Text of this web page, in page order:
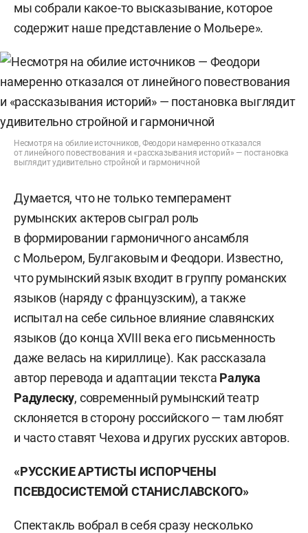
мы собрали какое-то высказывание, которое
содержит наше представление о Мольере».
Несмотря на обилие источников, Феодори намеренно отказался
от линейного повествования и «рассказывания историй» — постановка
выглядит удивительно стройной и гармоничной
Думается, что не только темперамент
румынских актеров сыграл роль
в формировании гармоничного ансамбля
с Мольером, Булгаковым и Феодори. Известно,
что румынский язык входит в группу романских
языков (наряду с французским), а также
испытал на себе сильное влияние славянских
языков (до конца XVIII века его письменность
даже велась на кириллице). Как рассказала
автор перевода и адаптации текста Ралука
Радулеску, современный румынский театр
склоняется в сторону российского — там любят
и часто ставят Чехова и других русских авторов.
«РУССКИЕ АРТИСТЫ ИСПОРЧЕНЫ
ПСЕВДОСИСТЕМОЙ СТАНИСЛАВСКОГО»
Спектакль вобрал в себя сразу несколько